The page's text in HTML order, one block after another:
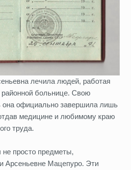
лечила людей, работая
больнице. Свою
она официально завершила лишь
медицине и любимому краю
труда.
просто предметы,
Арсеньевне Мацепуро. Эти